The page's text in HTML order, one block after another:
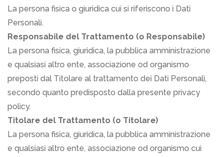
La persona fisica o giuridica cui si riferiscono i Dati
Personali.
Responsabile del Trattamento (o Responsabile)
La persona fisica, giuridica, la pubblica amministrazione
e qualsiasi altro ente, associazione od organismo
preposti dal Titolare al trattamento dei Dati Personali,
secondo quanto predisposto dalla presente privacy
policy.
Titolare del Trattamento (o Titolare)
La persona fisica, giuridica, la pubblica amministrazione
e qualsiasi altro ente, associazione od organismo cui